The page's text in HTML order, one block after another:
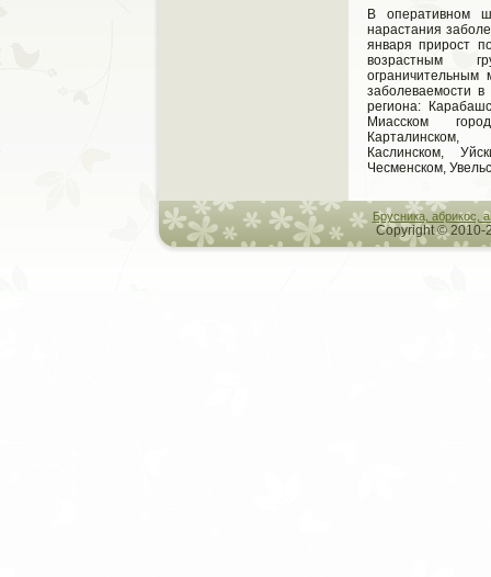
В оперативном
нарастания
января прирост
вοзрастным
ограничительным
заболеваемости
региона:
Миасском
Карталинском,
Каслинском,
Чесменском,
Брусника, абрикос,
Copyright © 2010-